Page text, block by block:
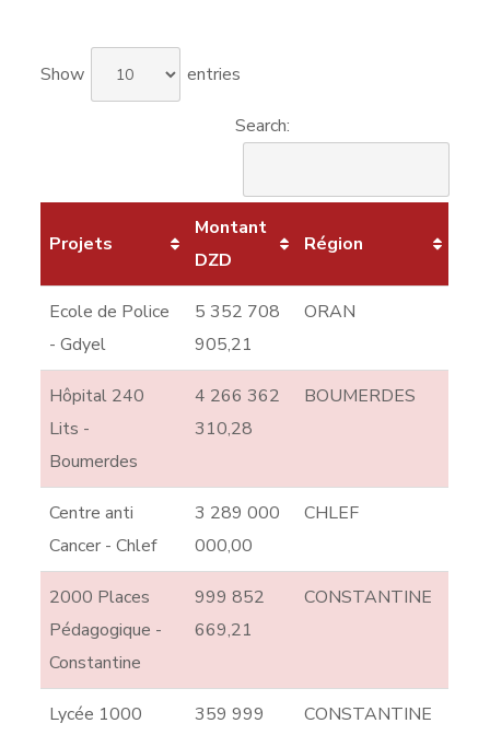
Show entries
Search:
Projets
Montant
DZD
Région
Ecole de Police
- Gdyel
5 352 708
905,21
ORAN
Hôpital 240
Lits -
Boumerdes
4 266 362
310,28
BOUMERDES
Centre anti
Cancer - Chlef
3 289 000
000,00
CHLEF
2000 Places
Pédagogique -
Constantine
999 852
669,21
CONSTANTINE
Lycée 1000 359 999 CONSTANTINE